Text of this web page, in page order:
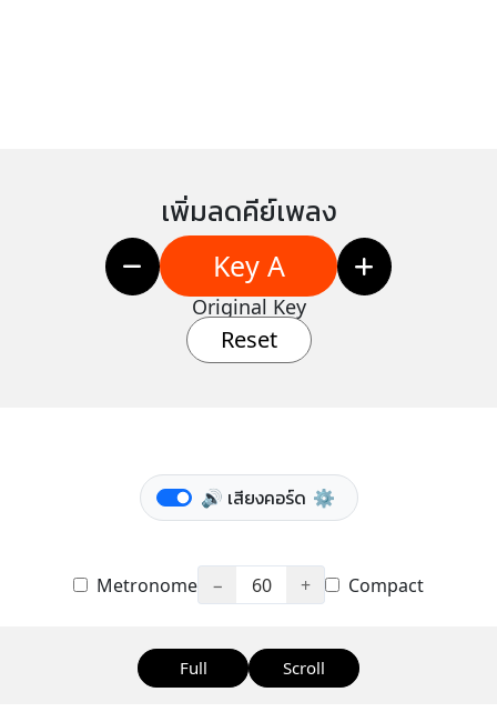
เพิ่มลดคีย์เพลง
Key A
Original Key
Reset
🔊 เสียงคอร์ด ⚙️
Metronome − 60 + Compact
Full Scroll